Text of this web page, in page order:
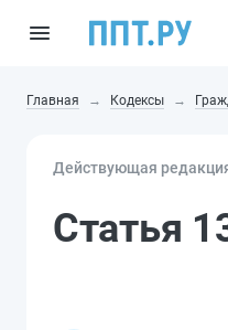
Главная Кодексы
Действующая
Статья